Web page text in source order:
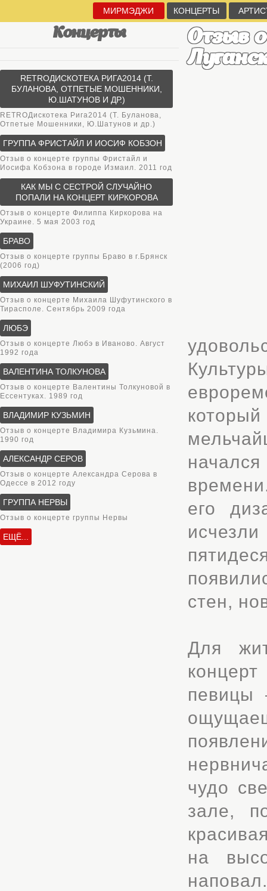
МИРМЭДЖИ КОНЦЕРТЫ
Отзыв
его
стен,
Для
певицы
чудо
зале,
на
Концерты
RETROДИСКОТЕКА РИГА2014 (Т.
БУЛАНОВА, ОТПЕТЫЕ МОШЕННИКИ,
Ю.ШАТУНОВ И ДР.)
RETROДискотека Рига2014 (Т. Буланова,
Отпетые Мошенники, Ю.Шатунов и др.)
ГРУППА ФРИСТАЙЛ И ИОСИФ КОБЗОН
Отзыв о концерте группы Фристайл и
Иосифа Кобзона в городе Измаил. 2011 год
КАК МЫ С СЕСТРОЙ СЛУЧАЙНО
ПОПАЛИ НА КОНЦЕРТ КИРКОРОВА
Отзыв о концерте Филиппа Киркорова на
Украине. 5 мая 2003 год
БРАВО
Отзыв о концерте группы Браво в г.Брянск
(2006 год)
МИХАИЛ ШУФУТИНСКИЙ
Отзыв о концерте Михаила Шуфутинского в
Тирасполе. Сентябрь 2009 года
ЛЮБЭ
Отзыв о концерте Любэ в Иваново. Август
1992 года
ВАЛЕНТИНА ТОЛКУНОВА
Отзыв о концерте Валентины Толкуновой в
Ессентуках. 1989 год
ВЛАДИМИР КУЗЬМИН
Отзыв о концерте Владимира Кузьмина.
1990 год
АЛЕКСАНДР СЕРОВ
Отзыв о концерте Александра Серова в
Одессе в 2012 году
ГРУППА НЕРВЫ
Отзыв о концерте группы Нервы
ЕЩЁ...